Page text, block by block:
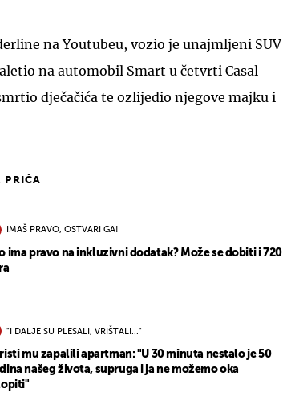
na Youtubeu, vozio je unajmljeni SUV
na automobil Smart u četvrti Casal
dječačića te ozlijedio njegove majku i
PRIČA
IMAŠ PRAVO, OSTVARI GA!
ima pravo na inkluzivni dodatak? Može se dobiti i 720
"I DALJE SU PLESALI, VRIŠTALI..."
mu zapalili apartman: "U 30 minuta nestalo je 50
našeg života, supruga i ja ne možemo oka